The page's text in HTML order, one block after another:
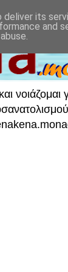
νοιάζομαι
its
and